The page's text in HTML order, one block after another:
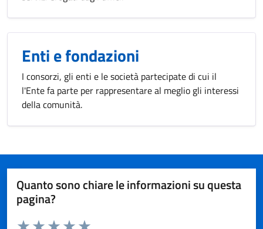
Enti e fondazioni
I consorzi, gli enti e le società partecipate di cui il
l'Ente fa parte per rappresentare al meglio gli interessi
della comunità.
Quanto sono chiare le informazioni su questa
pagina?
Valuta da 1 a 5 stelle la pagina